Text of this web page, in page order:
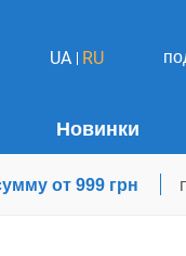
UA RU
Новинки
от 999 грн